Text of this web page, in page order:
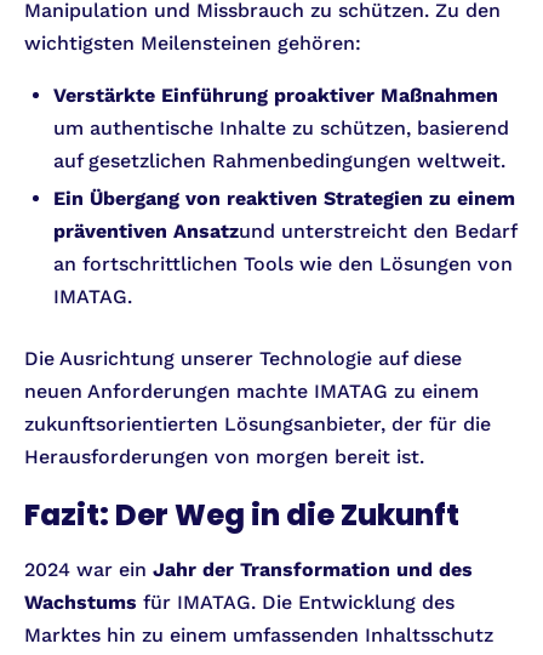
Manipulation und Missbrauch zu schützen. Zu den
wichtigsten Meilensteinen gehören:
Verstärkte Einführung proaktiver Maßnahmen
um authentische Inhalte zu schützen, basierend
auf gesetzlichen Rahmenbedingungen weltweit.
Ein Übergang von reaktiven Strategien zu einem
präventiven Ansatzund unterstreicht den Bedarf
an fortschrittlichen Tools wie den Lösungen von
IMATAG.
Die Ausrichtung unserer Technologie auf diese
neuen Anforderungen machte IMATAG zu einem
zukunftsorientierten Lösungsanbieter, der für die
Herausforderungen von morgen bereit ist.
Fazit: Der Weg in die Zukunft
2024 war ein Jahr der Transformation und des
Wachstums für IMATAG. Die Entwicklung des
Marktes hin zu einem umfassenden Inhaltsschutz